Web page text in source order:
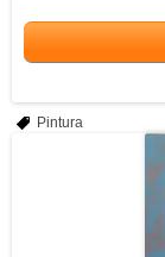
Pintura